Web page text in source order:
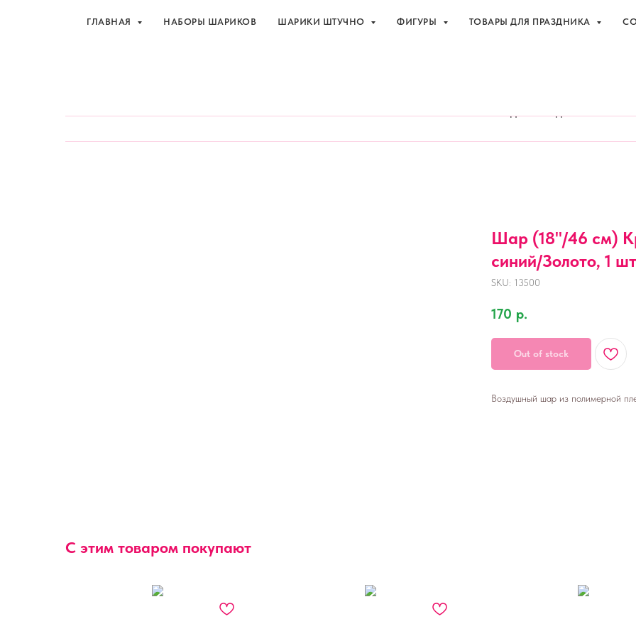
ГЛАВНАЯ НАБОРЫ ШАРИКОВ ШАРИКИ ШТУЧНО ФИГУРЫ ТОВАРЫ ДЛЯ ПРАЗДНИКА
ГЛАВНАЯ НАБОРЫ ШАРИКОВ ШАРИКИ ШТУЧНО ФИГУРЫ ТОВАРЫ ДЛЯ ПРАЗДНИКА
Шар (18''/46 см)
синий/Золото, 1
SKU: 13500
170 р.
Out of stock
Воздушный шар из полимерной
С этим товаром покупают